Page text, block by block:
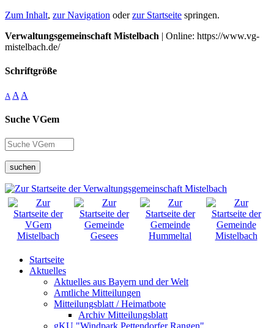
Zum Inhalt, zur Navigation oderzur Startseite springen.
Verwaltungsgemeinschaft Mistelbach | Online: https://www.vg-
mistelbach.de/
Schriftgröße
A A A
Suche VGem
suchen
Startseite
Aktuelles
Aktuelles aus Bayern und der Welt
Amtliche Mitteilungen
Mitteilungsblatt / Heimatbote
Archiv Mitteilungsblatt
gKU "Windpark Pettendorfer Rangen"